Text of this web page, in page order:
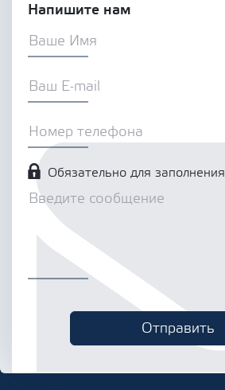
Напишите нам
Обязательно для заполнения